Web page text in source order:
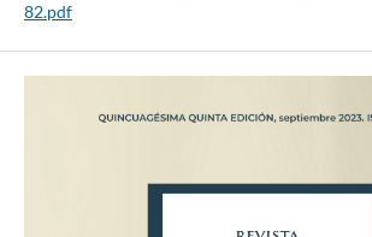
82.pdf